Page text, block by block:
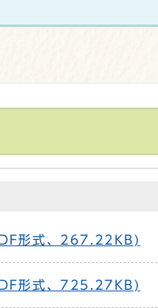
形式、267.22KB)
形式、725.27KB)